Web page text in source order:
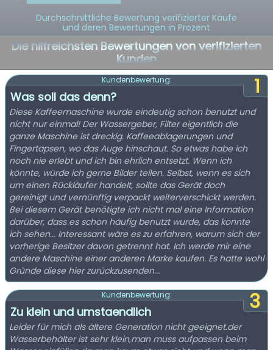
Durchschnittliche Bewertung verifizierter Käufe
und deren Bewertungen in Prozent
Die hilfreichsten Bewertungen von verifizierten
Kunden
1
Kundenbewertung:
Was soll das denn?
Diese Kaffeemaschine wurde eindeutig schon benutzt und
nicht nur einmal! Der Wassergeber, Filter eigentlich die
ganze Maschine ist dreckig. Kaffeeablagerungen und
Fingertapsen, wo das Auge hinschaut. So etwas habe ich
noch nie erlebt und ich bin ehrlich entsetzt. Wenn ich
könnte, würde ich gerne Bilder teilen. Selbst, wenn es sich
um einen Rückläufer handelt, sollte das Gerät doch
gereinigt und vernünftig verpackt weiterverschickt werden.
Bei diesem Gerät benötigte ich nicht mal eine Information
darüber, dass es schon häufig benutzt wurde, das konnte
ich sehen... Interessant wäre es zu erfahren, warum sich der
vorherige Besitzer davon getrennt hat. Ich werde mir eine
andere Maschine einer anderen Marke kaufen. Es hatte wohl
Gründe diese hier zurückzusenden...
3
Kundenbewertung:
Zu klein und umstaendlich
Leider für mich als ältere Generation nicht geeignet.der
Wasserbehälter ist sehr klein,man muss aufpassen beim